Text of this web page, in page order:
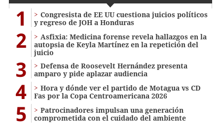
1
Congresista de EE UU cuestiona juicios políticos
y regreso de JOH a Honduras
2
Asfixia: Medicina forense revela hallazgos en la
autopsia de Keyla Martínez en la repetición del
juicio
3
Defensa de Roosevelt Hernández presenta
amparo y pide aplazar audiencia
4
Hora y dónde ver el partido de Motagua vs CD
Fas por la Copa Centroamericana 2026
5
Patrocinadores impulsan una generación
comprometida con el cuidado del ambiente